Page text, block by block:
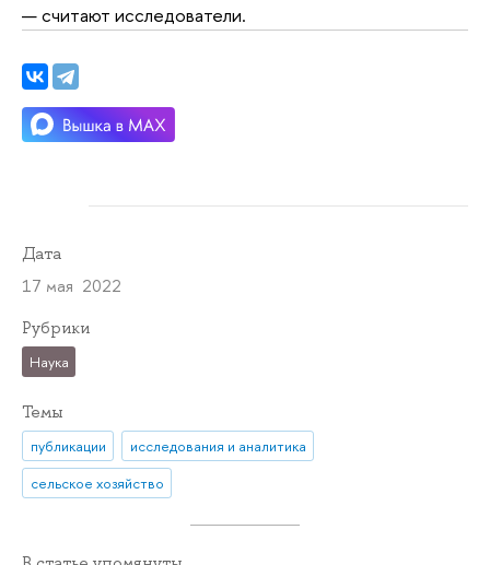
— считают исследователи.
Дата
17 мая 2022
Рубрики
Наука
Темы
публикации
исследования и аналитика
сельское хозяйство